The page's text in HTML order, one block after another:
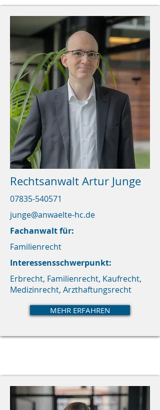
Rechtsanwalt Artur Junge
07835-540571
junge@anwaelte-hc.de
Fachanwalt für:
Familienrecht
Interessensschwerpunkt:
Erbrecht, Familienrecht, Kaufrecht,
Medizinrecht, Arzthaftungsrecht
MEHR ERFAHREN